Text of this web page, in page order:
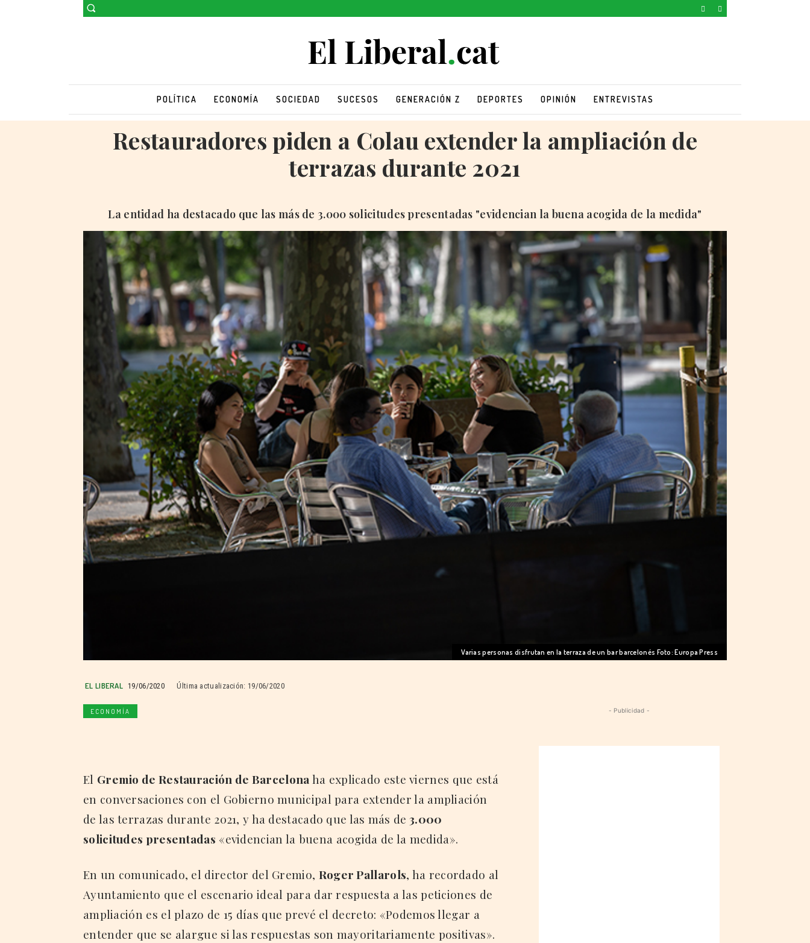
POLÍTICA ECONOMÍA SOCIEDAD SUCESOS GENERACIÓN Z DEPORTES OPINIÓN ENTREVISTAS
Restauradores piden a Colau extender la ampliación de
terrazas durante 2021
La entidad ha destacado que las más de 3.000 solicitudes presentadas "evidencian la buena acogida de la medida"
Varias personas disfrutan en la terraza de un bar barcelonés Foto: Europa Press
EL LIBERAL 19/06/2020 Última actualización: 19/06/2020
ECONOMÍA
El Gremio de Restauración de Barcelonaha explicado este viernes que está
en conversaciones con el Gobierno municipal para extender la ampliación
de las terrazas durante 2021, y ha destacado que las más de 3.000
solicitudes presentadas «evidencian la buena acogida de la medida».
En un comunicado, el director del Gremio, Roger Pallarols, ha recordado al
Ayuntamiento que el escenario ideal para dar respuesta a las peticiones de
ampliación es el plazo de 15 días que prevé el decreto: «Podemos llegar a
entender que se alargue si las respuestas son mayoritariamente positivas».
- Publicidad -